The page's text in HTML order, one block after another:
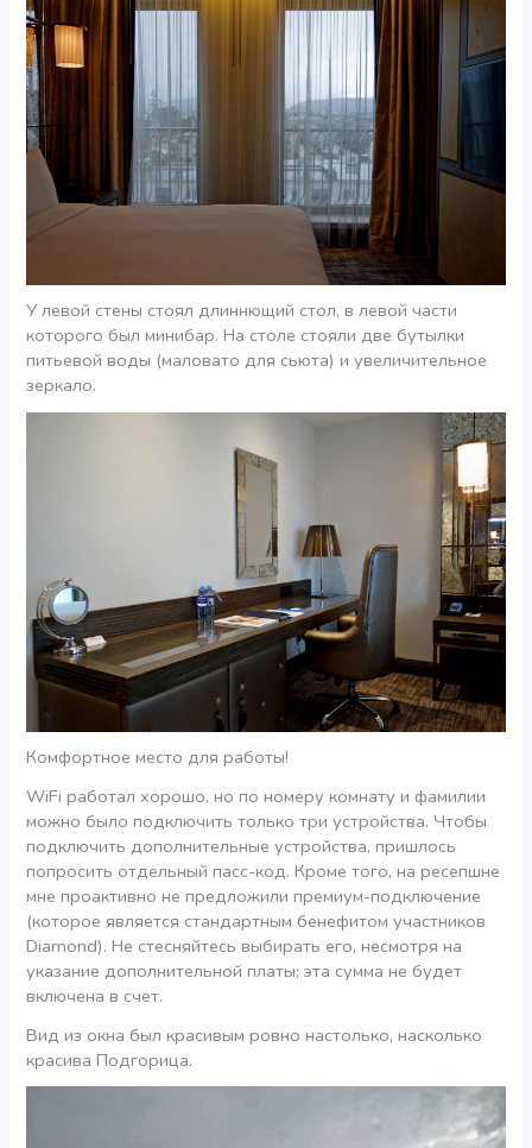
У левой стены стоял длиннющий стол, в левой части
которого был минибар. На столе стояли две бутылки
питьевой воды (маловато для сьюта) и увеличительное
зеркало.
Комфортное место для работы!
WiFi работал хорошо, но по номеру комнату и фамилии
можно было подключить только три устройства. Чтобы
подключить дополнительные устройства, пришлось
попросить отдельный пасс-код. Кроме того, на ресепшне
мне проактивно не предложили премиум-подключение
(которое является стандартным бенефитом участников
Diamond). Не стесняйтесь выбирать его, несмотря на
указание дополнительной платы; эта сумма не будет
включена в счет.
Вид из окна был красивым ровно настолько, насколько
красива Подгорица.